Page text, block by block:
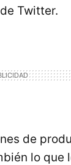
Twitter.
de
lo que